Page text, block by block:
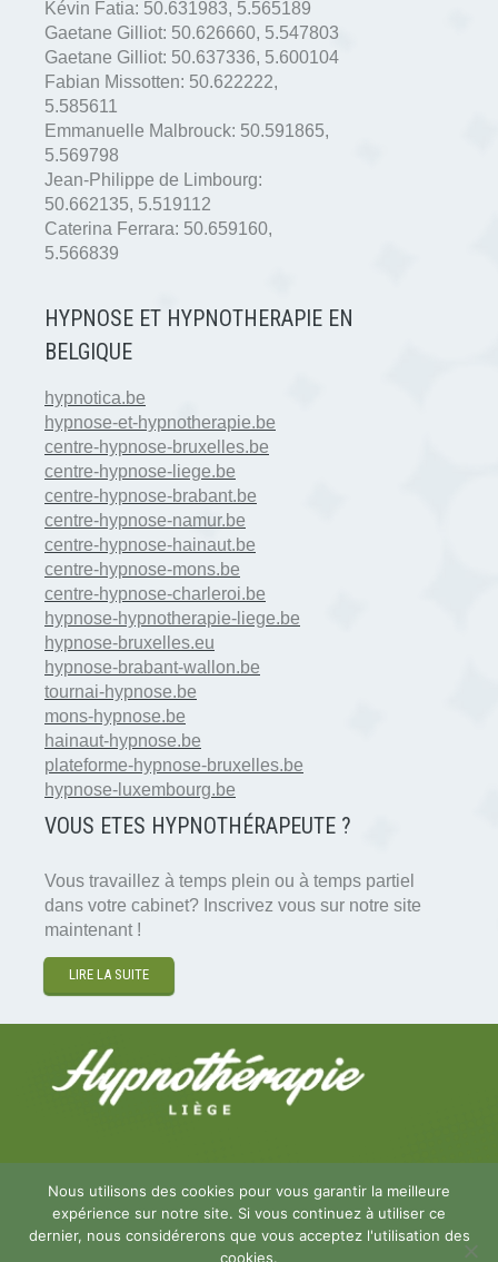
Kévin Fatia: 50.631983, 5.565189
Gaetane Gilliot: 50.626660, 5.547803
Gaetane Gilliot: 50.637336, 5.600104
Fabian Missotten: 50.622222,
5.585611
Emmanuelle Malbrouck: 50.591865,
5.569798
Jean-Philippe de Limbourg:
50.662135, 5.519112
Caterina Ferrara: 50.659160,
5.566839
HYPNOSE ET HYPNOTHERAPIE EN
BELGIQUE
hypnotica.be
hypnose-et-hypnotherapie.be
centre-hypnose-bruxelles.be
centre-hypnose-liege.be
centre-hypnose-brabant.be
centre-hypnose-namur.be
centre-hypnose-hainaut.be
centre-hypnose-mons.be
centre-hypnose-charleroi.be
hypnose-hypnotherapie-liege.be
hypnose-bruxelles.eu
hypnose-brabant-wallon.be
tournai-hypnose.be
mons-hypnose.be
hainaut-hypnose.be
plateforme-hypnose-bruxelles.be
hypnose-luxembourg.be
VOUS ETES HYPNOTHÉRAPEUTE ?
Vous travaillez à temps plein ou à temps partiel
dans votre cabinet? Inscrivez vous sur notre site
maintenant !
LIRE LA SUITE
Copyright © 2026Hypnose et Hypnothérapie Liège
Tous droits réservés.
Privium – Des services qui soutiennent vos soins.
Pour psychologues, psychotherapeutes et
Nous utilisons des cookies pour vous garantir la meilleure
expérience sur notre site. Si vous continuez à utiliser ce
dernier, nous considérerons que vous acceptez l'utilisation des
cookies.